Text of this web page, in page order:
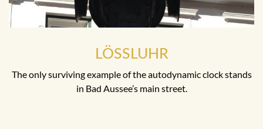
LÖSSLUHR
The only surviving example of the autodynamic clock stands
in Bad Aussee’s main street.